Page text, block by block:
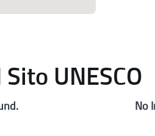
UNESCO
No